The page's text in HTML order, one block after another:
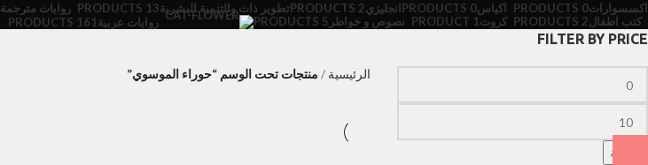
اكسسوارات0 PRODUCTS اكياس0 PRODUCTS انجليزي2 PRODUCTS تطوير ذات والتنمية البشرية13 PRODUCTS روايات مترجمة
كتب اطفال2 PRODUCTS كروت1 PRODUCT نصوص و خواطر 5 PRODUCTS روايات عربية161 PRODUCTS
FILTER BY PRICE
تصفية
الرئيسية منتجات تحت الوسم “حوراء الموسوي”